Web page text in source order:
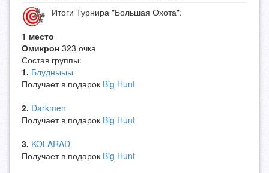
Итоги Турнира "Большая Охота":
1 место
Омикрон 323 очка
Состав группы:
1. Блудныыы
Получает в подарок Big Hunt
2. Darkmen
Получает в подарок Big Hunt
3. KOLARAD
Получает в подарок Big Hunt